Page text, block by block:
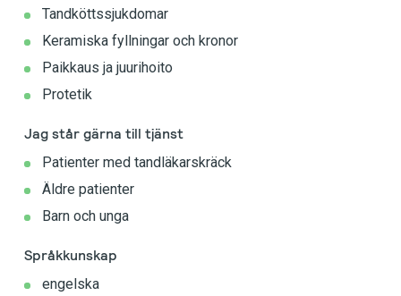
Tandköttssjukdomar
Keramiska fyllningar och kronor
Paikkaus ja juurihoito
Protetik
Jag står gärna till tjänst
Patienter med tandläkarskräck
Äldre patienter
Barn och unga
Språkkunskap
engelska